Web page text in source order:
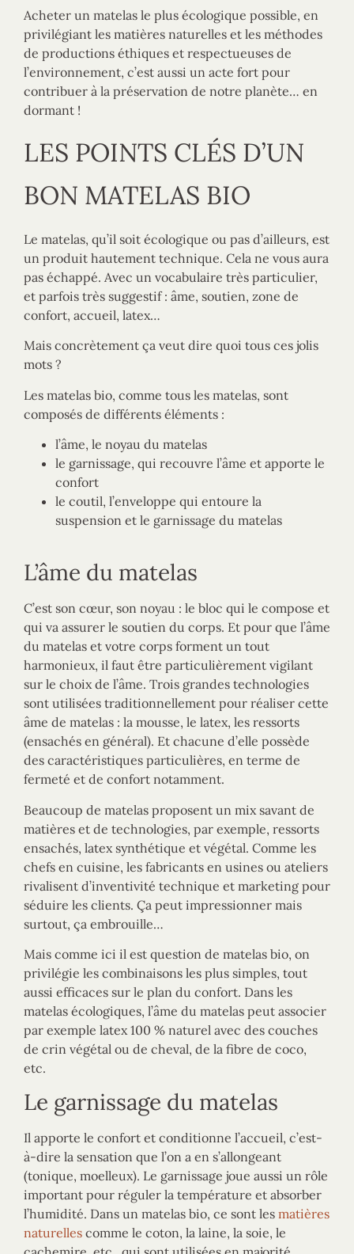
Acheter un matelas le plus écologique possible, en
privilégiant les matières naturelles et les méthodes
de productions éthiques et respectueuses de
l’environnement, c’est aussi un acte fort pour
contribuer à la préservation de notre planète… en
dormant !
LES POINTS CLÉS D’UN
BON MATELAS BIO
Le matelas, qu’il soit écologique ou pas d’ailleurs, est
un produit hautement technique. Cela ne vous aura
pas échappé. Avec un vocabulaire très particulier,
et parfois très suggestif : âme, soutien, zone de
confort, accueil, latex…
Mais concrètement ça veut dire quoi tous ces jolis
mots ?
Les matelas bio, comme tous les matelas, sont
composés de différents éléments :
l’âme, le noyau du matelas
le garnissage, qui recouvre l’âme et apporte le
confort
le coutil, l’enveloppe qui entoure la
suspension et le garnissage du matelas
L’âme du matelas
C’est son cœur, son noyau : le bloc qui le compose et
qui va assurer le soutien du corps. Et pour que l’âme
du matelas et votre corps forment un tout
harmonieux, il faut être particulièrement vigilant
sur le choix de l’âme. Trois grandes technologies
sont utilisées traditionnellement pour réaliser cette
âme de matelas : la mousse, le latex, les ressorts
(ensachés en général). Et chacune d’elle possède
des caractéristiques particulières, en terme de
fermeté et de confort notamment.
Beaucoup de matelas proposent un mix savant de
matières et de technologies, par exemple, ressorts
ensachés, latex synthétique et végétal. Comme les
chefs en cuisine, les fabricants en usines ou ateliers
rivalisent d’inventivité technique et marketing pour
séduire les clients. Ça peut impressionner mais
surtout, ça embrouille…
Mais comme ici il est question de matelas bio, on
privilégie les combinaisons les plus simples, tout
aussi efficaces sur le plan du confort. Dans les
matelas écologiques, l’âme du matelas peut associer
par exemple latex 100 % naturel avec des couches
de crin végétal ou de cheval, de la fibre de coco,
etc.
Le garnissage du matelas
Il apporte le confort et conditionne l’accueil, c’est-
à-dire la sensation que l’on a en s’allongeant
(tonique, moelleux). Le garnissage joue aussi un rôle
important pour réguler la température et absorber
l’humidité. Dans un matelas bio, ce sont les matières
naturelles comme le coton, la laine, la soie, le